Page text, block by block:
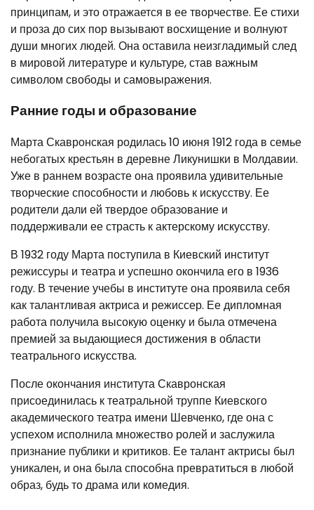
принципам, и это отражается в ее творчестве. Ее стихи
и проза до сих пор вызывают восхищение и волнуют
души многих людей. Она оставила неизгладимый след
в мировой литературе и культуре, став важным
символом свободы и самовыражения.
Ранние годы и образование
Марта Скавронская родилась 10 июня 1912 года в семье
небогатых крестьян в деревне Ликунишки в Молдавии.
Уже в раннем возрасте она проявила удивительные
творческие способности и любовь к искусству. Ее
родители дали ей твердое образование и
поддерживали ее страсть к актерскому искусству.
В 1932 году Марта поступила в Киевский институт
режиссуры и театра и успешно окончила его в 1936
году. В течение учебы в институте она проявила себя
как талантливая актриса и режиссер. Ее дипломная
работа получила высокую оценку и была отмечена
премией за выдающиеся достижения в области
театрального искусства.
После окончания института Скавронская
присоединилась к театральной труппе Киевского
академического театра имени Шевченко, где она с
успехом исполнила множество ролей и заслужила
признание публики и критиков. Ее талант актрисы был
уникален, и она была способна превратиться в любой
образ, будь то драма или комедия.